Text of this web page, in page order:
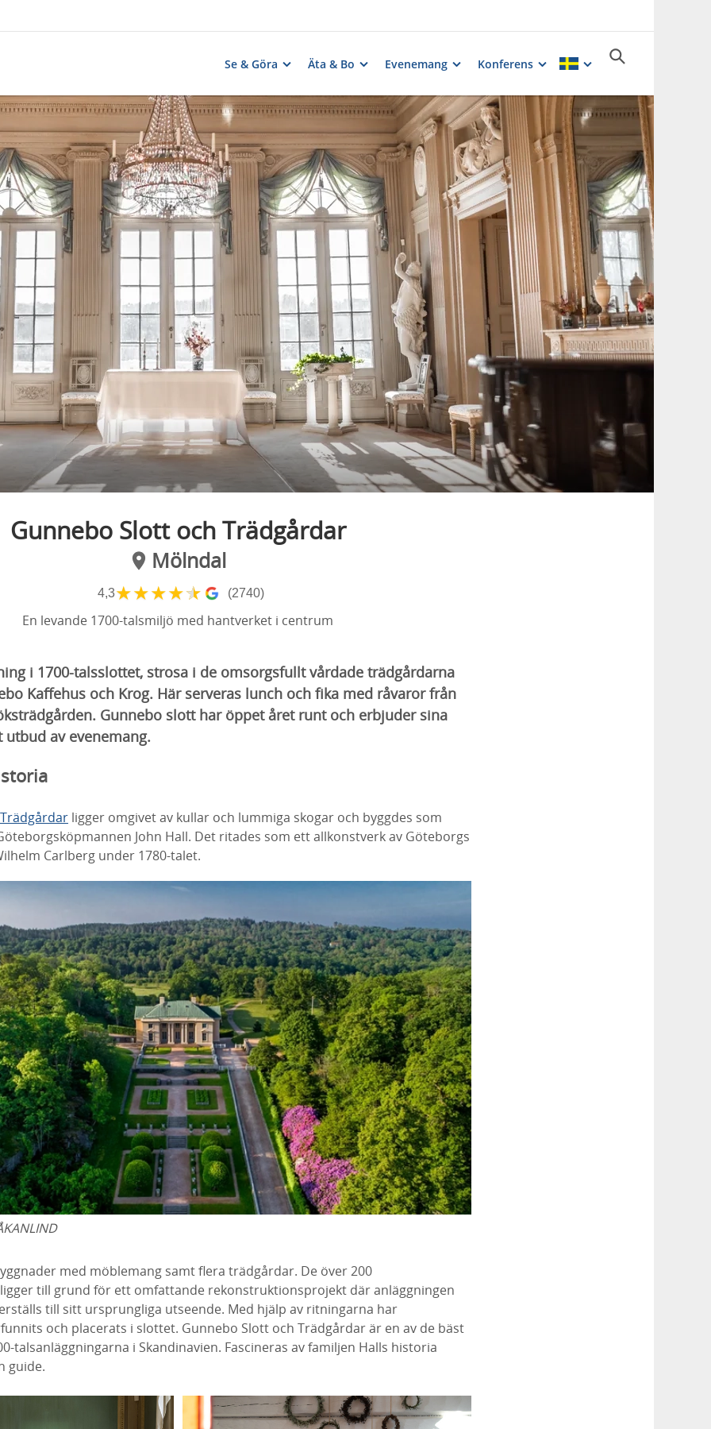
Se & Göra Äta & Bo Evenemang Konferens
Gunnebo Slott och Trädgårdar
Mölndal
4,3★★★★★ (2740)
En levande 1700-talsmiljö med hantverket i centrum
i 1700-talsslottet, strosa i de omsorgsfullt vårdade trädgårdarna
Kaffehus och Krog. Här serveras lunch och fika med råvaror från
Gunnebo slott har öppet året runt och erbjuder sina
utbud av evenemang.
ligger omgivet av kullar och lummiga skogar och byggdes som
John Hall. Det ritades som ett allkonstverk av Göteborgs
Carlberg under 1780-talet.
med möblemang samt flera trädgårdar. De över 200
till grund för ett omfattande rekonstruktionsprojekt där anläggningen
till sitt ursprungliga utseende. Med hjälp av ritningarna har
och placerats i slottet. Gunnebo Slott och Trädgårdar är en av de bäst
talsanläggningarna i Skandinavien. Fascineras av familjen Halls historia
guide.